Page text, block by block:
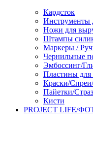
Кардсток
Инструменты
Ножи для
Штампы
Маркеры /
Чернильные
Эмбоссинг/
Пластины для
Краски/
Пайетки/
Кисти
PROJECT LIFE/